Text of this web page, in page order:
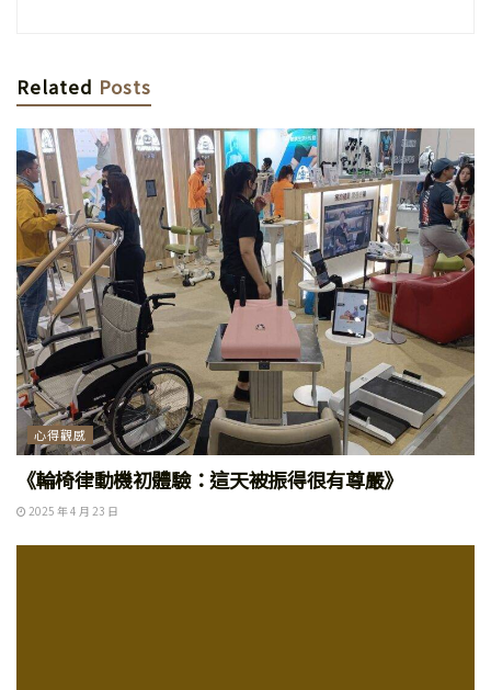
Related Posts
心得觀感
《輪椅律動機初體驗：這天被振得很有尊嚴》
2025 年 4 月 23 日